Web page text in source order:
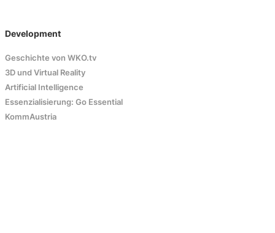
Development
Geschichte von WKO.tv
3D und Virtual Reality
Artificial Intelligence
Essenzialisierung: Go Essential
KommAustria